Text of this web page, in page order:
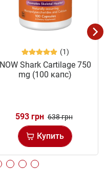
(1)
NOW Shark Cartilage 750
mg (100 капс)
593 грн 638 грн
Купить